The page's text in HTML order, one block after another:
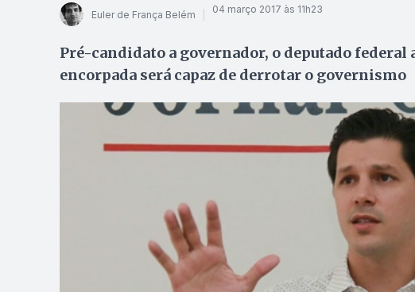
Euler de França Belém 04 março 2017 às 11h23
Pré-candidato a governador, o deputado
encorpada será capaz de derrotar o governismo